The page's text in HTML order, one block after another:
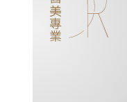
醫美專業